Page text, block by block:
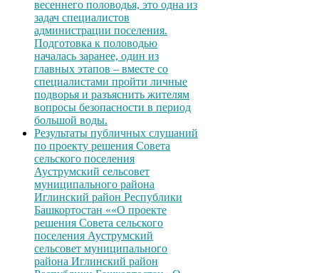
весеннего половодья, это одна из
задач специалистов
администрации поселения.
Подготовка к половодью
началась заранее, один из
главных этапов – вместе со
специалистами пройти личные
подворья и разъяснить жителям
вопросы безопасности в период
большой воды.
Результаты публичных слушаний
по проекту решения Совета
сельского поселения
Ауструмский сельсовет
муниципального района
Иглинский район Республики
Башкортостан ««О проекте
решения Совета сельского
поселения Ауструмский
сельсовет муниципального
района Иглинский район